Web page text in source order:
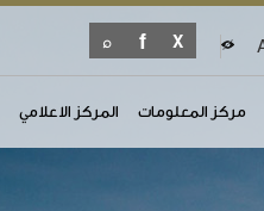
مركز المعلومات المركز الاعلامي